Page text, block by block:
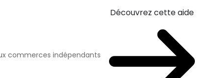
commerces indépendants
Découvrez cette aide